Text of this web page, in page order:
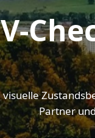
visuelle
Partner